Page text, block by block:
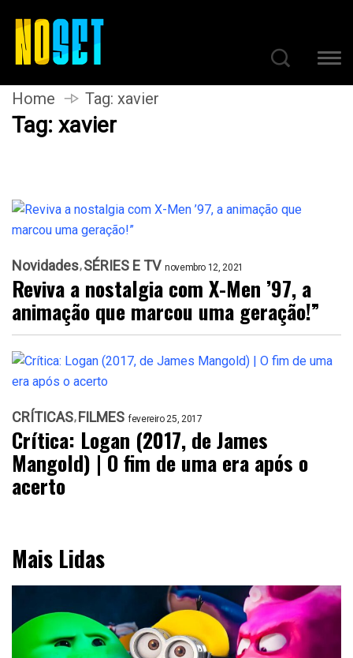
Home Tag: xavier
Tag: xavier
Novidades SÉRIES E TV novembro 12, 2021
Reviva a nostalgia com X-Men ’97, a
animação que marcou uma geração!”
CRÍTICAS FILMES fevereiro 25, 2017
Crítica: Logan (2017, de James
Mangold) | O fim de uma era após o
acerto
Mais Lidas